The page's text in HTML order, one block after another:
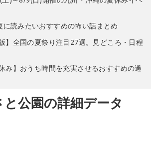
に読みたいおすすめの怖い話まとめ
】全国の夏祭り注目27選。見どころ・日程
み】おうち時間を充実させるおすすめの過
公園の詳細データ